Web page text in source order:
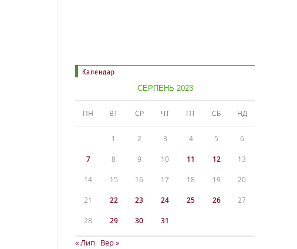
Календар
СЕРПЕНЬ 2023
ПН ВТ СР ЧТ ПТ СБ НД
1 2 3 4 5 6
7 8 9 10 11 12 13
14 15 16 17 18 19 20
21 22 23 24 25 26 27
28 29 30 31
« Лип Вер »